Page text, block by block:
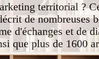
territorial ?
de nombreuses
d'échanges et de
que plus de 1600